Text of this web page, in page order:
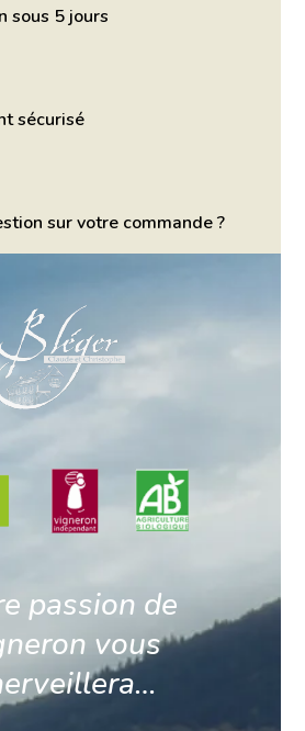
sous 5 jours
sécurisé
sur votre commande ?
passion de
vous